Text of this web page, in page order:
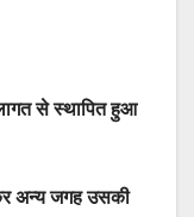
से स्थापित हुआ
अन्य जगह उसकी